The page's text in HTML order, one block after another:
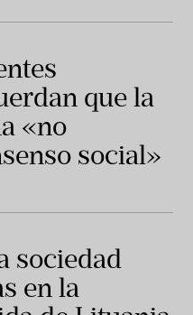
que la
«no
social»
sociedad
en la